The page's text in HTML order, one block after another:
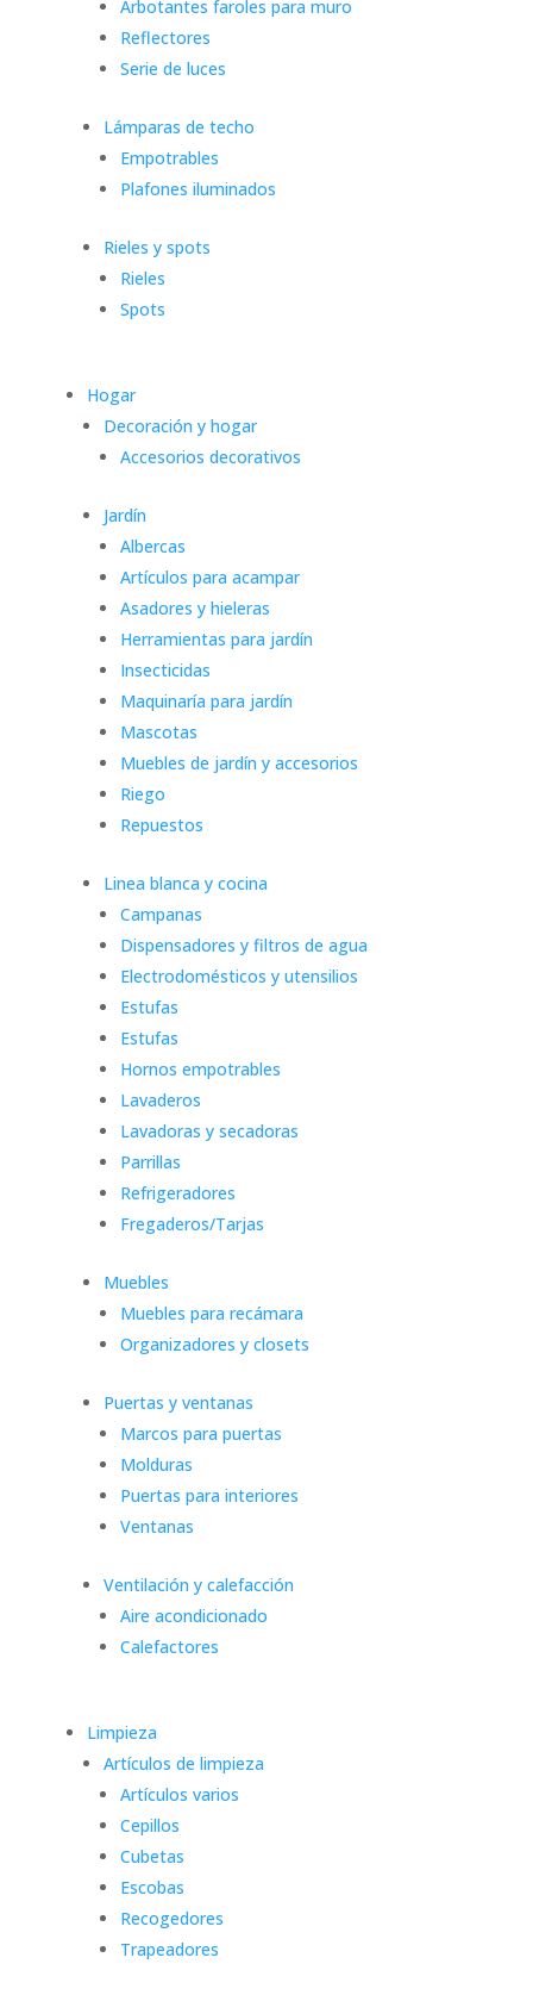
Arbotantes faroles para muro
Reflectores
Serie de luces
Lámparas de techo
Empotrables
Plafones iluminados
Rieles y spots
Rieles
Spots
Hogar
Decoración y hogar
Accesorios decorativos
Jardín
Albercas
Artículos para acampar
Asadores y hieleras
Herramientas para jardín
Insecticidas
Maquinaría para jardín
Mascotas
Muebles de jardín y accesorios
Riego
Repuestos
Linea blanca y cocina
Campanas
Dispensadores y filtros de agua
Electrodomésticos y utensilios
Estufas
Estufas
Hornos empotrables
Lavaderos
Lavadoras y secadoras
Parrillas
Refrigeradores
Fregaderos/Tarjas
Muebles
Muebles para recámara
Organizadores y closets
Puertas y ventanas
Marcos para puertas
Molduras
Puertas para interiores
Ventanas
Ventilación y calefacción
Aire acondicionado
Calefactores
Limpieza
Artículos de limpieza
Artículos varios
Cepillos
Cubetas
Escobas
Recogedores
Trapeadores